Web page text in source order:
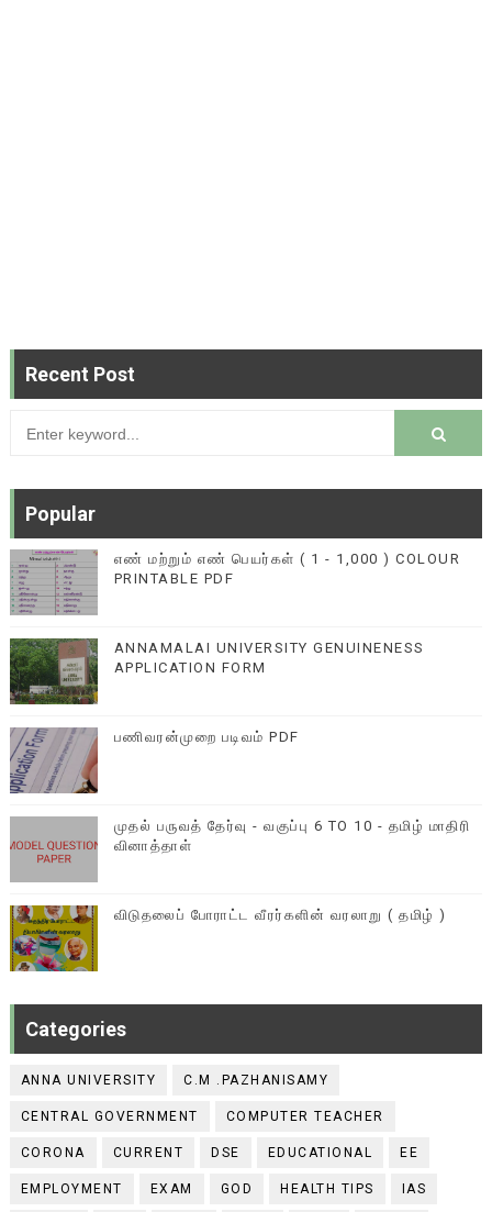
Recent Post
Popular
எண் மற்றும் எண் பெயர்கள் ( 1 - 1,000 ) COLOUR
PRINTABLE PDF
ANNAMALAI UNIVERSITY GENUINENESS
APPLICATION FORM
பணிவரன்முறை படிவம் PDF
முதல் பருவத் தேர்வு - வகுப்பு 6 TO 10 - தமிழ் மாதிரி
வினாத்தாள்
விடுதலைப் போராட்ட வீரர்களின் வரலாறு ( தமிழ் )
Categories
ANNA UNIVERSITY C.M .PAZHANISAMY
CENTRAL GOVERNMENT COMPUTER TEACHER
CORONA CURRENT DSE EDUCATIONAL EE
EMPLOYMENT EXAM GOD HEALTH TIPS IAS